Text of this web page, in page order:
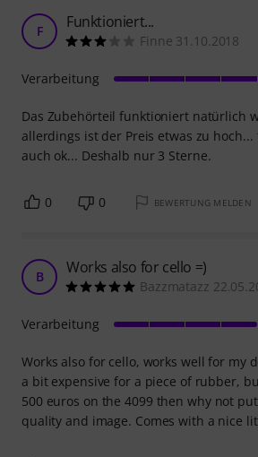
F Funktioniert...
Finne 31.10.2018
Das Zubehörteil funktioniert natürlich
allerdings ist der Preis etwas zu
auch ok... Deshalb nur 3 Sterne.
Verarbeitung
0 0 BEWERTUNG MELDEN
B Works also for cello =)
Bazzmatazz
Works also for cello, works well for my
a bit expensive for a piece of rubber,
500 euros on the 4099 then why not
quality and image. Comes with a nice
Verarbeitung